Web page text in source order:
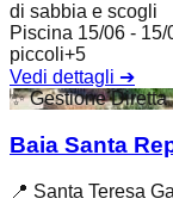
di sabbia e scogli
Piscina 15/06 - 15/
piccoli+5
Vedi dettagli ➔
✨Gestione Diretta
Baia Santa
📍 Santa Teresa